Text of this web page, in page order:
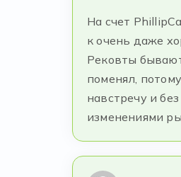
На счет
к очень даже
Рековты
поменял,
навстречу и
изменениями